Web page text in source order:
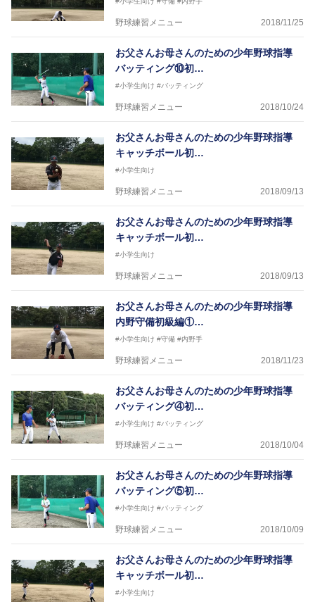
野球練習メニュー 2018/11/25
お父さんお母さんのための少年野球指導
バッティング⑩初…
#小学生向け #バッティング
野球練習メニュー 2018/10/24
お父さんお母さんのための少年野球指導
キャッチボール初…
#小学生向け
野球練習メニュー 2018/09/13
お父さんお母さんのための少年野球指導
キャッチボール初…
#小学生向け
野球練習メニュー 2018/09/13
お父さんお母さんのための少年野球指導
内野守備初級編①…
#小学生向け #守備 #内野手
野球練習メニュー 2018/11/23
お父さんお母さんのための少年野球指導
バッティング④初…
#小学生向け #バッティング
野球練習メニュー 2018/10/04
お父さんお母さんのための少年野球指導
バッティング⑤初…
#小学生向け #バッティング
野球練習メニュー 2018/10/09
お父さんお母さんのための少年野球指導
キャッチボール初…
#小学生向け